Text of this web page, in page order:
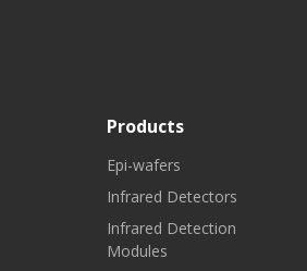
Products
Epi-wafers
Infrared Detectors
Infrared Detection
Modules